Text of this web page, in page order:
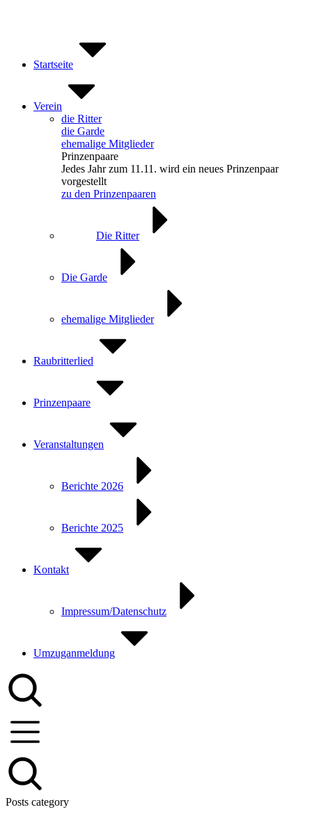
Startseite
Verein
die Ritter
die Garde
ehemalige Mitglieder
Prinzenpaare
Jedes Jahr zum 11.11. wird ein neues Prinzenpaar
vorgestellt
zu den Prinzenpaaren
Die Ritter
Die Garde
ehemalige Mitglieder
Raubritterlied
Prinzenpaare
Veranstaltungen
Berichte 2026
Berichte 2025
Kontakt
Impressum/Datenschutz
Umzuganmeldung
Posts category